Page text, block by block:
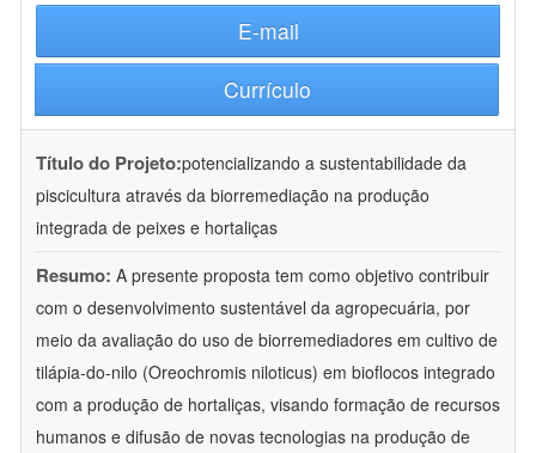
E-mail
Currículo
Título do Projeto:potencializando a sustentabilidade da
piscicultura através da biorremediação na produção
integrada de peixes e hortaliças
Resumo: A presente proposta tem como objetivo contribuir
com o desenvolvimento sustentável da agropecuária, por
meio da avaliação do uso de biorremediadores em cultivo de
tilápia-do-nilo (Oreochromis niloticus) em bioflocos integrado
com a produção de hortaliças, visando formação de recursos
humanos e difusão de novas tecnologias na produção de